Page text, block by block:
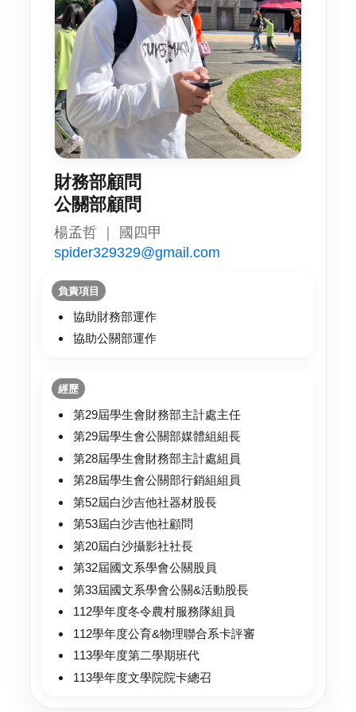
財務部顧問
公關部顧問
楊孟哲 ｜ 國四甲
spider329329@gmail.com
負責項目
協助財務部運作
協助公關部運作
經歷
第29屆學生會財務部主計處主任
第29屆學生會公關部媒體組組長
第28屆學生會財務部主計處組員
第28屆學生會公關部行銷組組員
第52屆白沙吉他社器材股長
第53屆白沙吉他社顧問
第20屆白沙攝影社社長
第32屆國文系學會公關股員
第33屆國文系學會公關&活動股長
112學年度冬令農村服務隊組員
112學年度公育&物理聯合系卡評審
113學年度第二學期班代
113學年度文學院院卡總召